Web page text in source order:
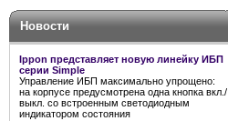
Новости
Ippon представляет новую линейку ИБП
серии Simple
Управление ИБП максимально упрощено:
на корпусе предусмотрена одна кнопка вкл./
выкл. со встроенным светодиодным
индикатором состояния